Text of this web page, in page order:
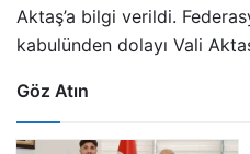
Aktaş’a bilgi verildi.
kabulünden dolayı Vali
Göz Atın